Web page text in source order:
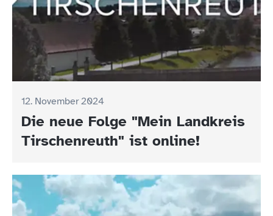
12. November 2024
Die neue Folge "Mein Landkreis
Tirschenreuth" ist online!